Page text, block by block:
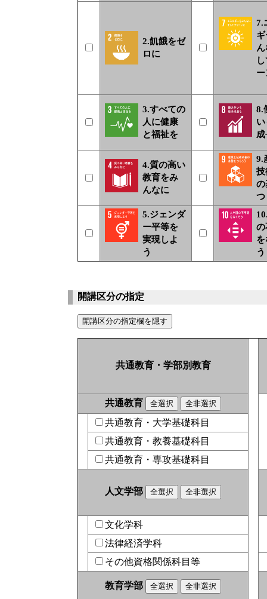
2.飢餓をゼ
ロに
7.
3.すべての
人に健康
と福祉を
8.
4.質の高い
教育をみ
んなに
9.
技
の
つ
5.ジェンダ
ー平等を
実現しよ
う
の
う
開講区分の指定
共通教育・学部別教育
共通教育
共通教育・大学基礎科目
共通教育・教養基礎科目
共通教育・専攻基礎科目
人文学部
文化学科
法律経済学科
その他資格関係科目等
教育学部